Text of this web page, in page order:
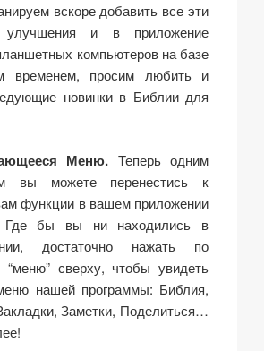
вскоре добавить все эти
улучшения и в приложение
компьютеров на базе
временем, просим любить и
новинки в Библии для
Меню. Теперь одним
вы можете перенестись к
функции в вашем приложении
Где бы вы ни находились в
достаточно нажать по
“меню” сверху, чтобы увидеть
нашей программы: Библия,
Заметки, Поделиться…